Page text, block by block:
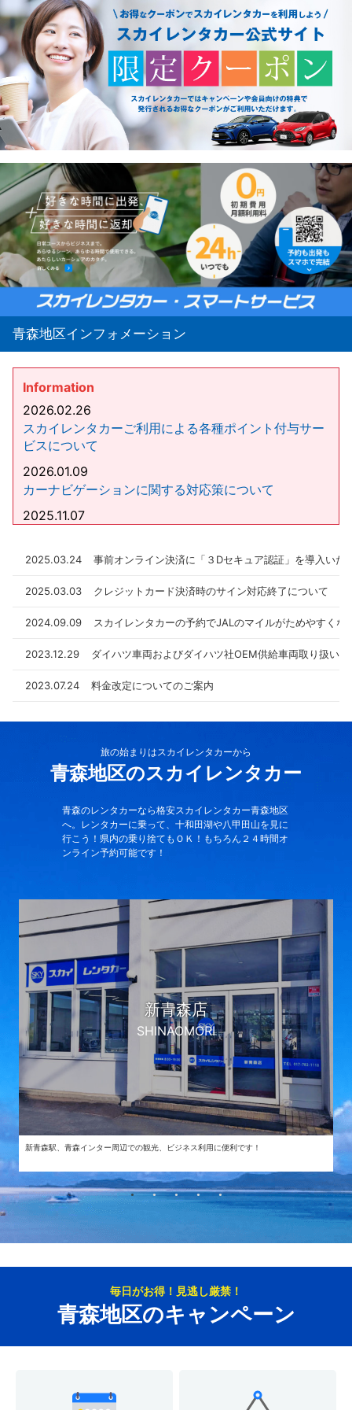
青森地区インフォメーション
Information
2026.02.26
スカイレンタカーご利用による各種ポイント付与サー
ビスについて
2026.01.09
カーナビゲーションに関する対応策について
2025.11.07
2025.08.08
伴うスカイレンタカーの対応について
2025.03.24 事前オンライン決済に「３Dセキュア認証」を導入いた
2025.03.03 クレジットカード決済時のサイン対応終了について
2024.09.09 スカイレンタカーの予約でJALのマイルがためやすくな
2023.12.29 ダイハツ車両およびダイハツ社OEM供給車両取り扱い
2023.07.24 料金改定についてのご案内
旅の始まりはスカイレンタカーから
青森地区のスカイレンタカー
青森のレンタカーなら格安スカイレンタカー青森地区
へ。レンタカーに乗って、十和田湖や八甲田山を見に
行こう！県内の乗り捨てもＯＫ！もちろん２４時間オ
ンライン予約可能です！
新青森店
SHINAOMORI
新青森駅、青森インター周辺での観光、ビジネス利用に便利です！
毎日がお得！見逃し厳禁！
青森地区のキャンペーン